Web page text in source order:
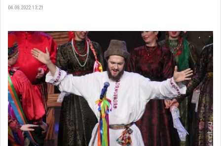
04.08.2022 13:21